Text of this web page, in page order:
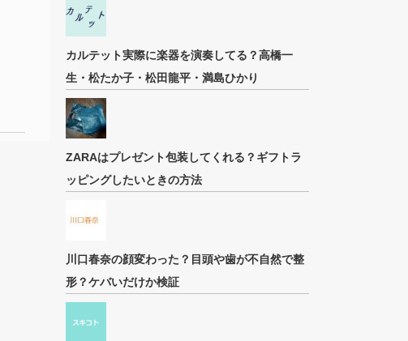
カルテット実際に楽器を演奏してる？高橋一
生・松たか子・松田龍平・満島ひかり
ZARAはプレゼント包装してくれる？ギフトラ
ッピングしたいときの方法
川口春奈の顔変わった？目頭や歯が不自然で整
形？ケバいだけか検証